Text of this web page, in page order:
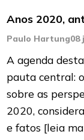
Anos 2020,
Paulo Hartung08
A agenda
pauta central:
sobre as
2020,
e fatos [leia